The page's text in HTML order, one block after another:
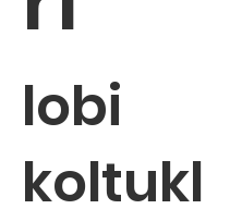
lobi
koltukl